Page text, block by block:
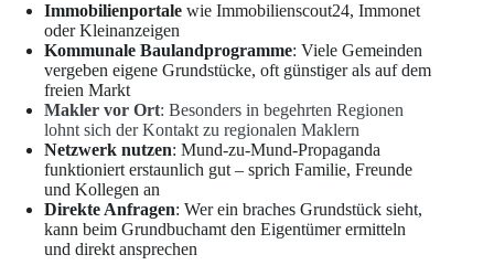
Immobilienportale wie Immobilienscout24, Immonet
oder Kleinanzeigen
Kommunale Baulandprogramme: Viele Gemeinden
vergeben eigene Grundstücke, oft günstiger als auf dem
freien Markt
Makler vor Ort: Besonders in begehrten Regionen
lohnt sich der Kontakt zu regionalen Maklern
Netzwerk nutzen: Mund-zu-Mund-Propaganda
funktioniert erstaunlich gut – sprich Familie, Freunde
und Kollegen an
Direkte Anfragen: Wer ein braches Grundstück sieht,
kann beim Grundbuchamt den Eigentümer ermitteln
und direkt ansprechen